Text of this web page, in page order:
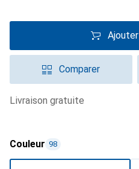
Comparer
livraison gratuite
Couleur 98